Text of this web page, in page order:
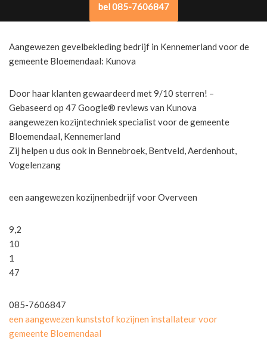
bel 085-7606847
Aangewezen gevelbekleding bedrijf in Kennemerland voor de
gemeente Bloemendaal: Kunova
Door haar klanten gewaardeerd met 9/10 sterren! –
Gebaseerd op 47 Google® reviews van Kunova
aangewezen kozijntechniek specialist voor de gemeente
Bloemendaal, Kennemerland
Zij helpen u dus ook in Bennebroek, Bentveld, Aerdenhout,
Vogelenzang
een aangewezen kozijnenbedrijf voor Overveen
9,2
10
1
47
085-7606847
een aangewezen kunststof kozijnen installateur voor
gemeente Bloemendaal